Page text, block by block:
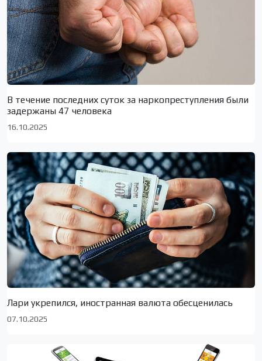
В течение последних суток за наркопреступления были
задержаны 47 человека
16.10.2025
Лари укрепился, иностранная валюта обесценилась
07.10.2025